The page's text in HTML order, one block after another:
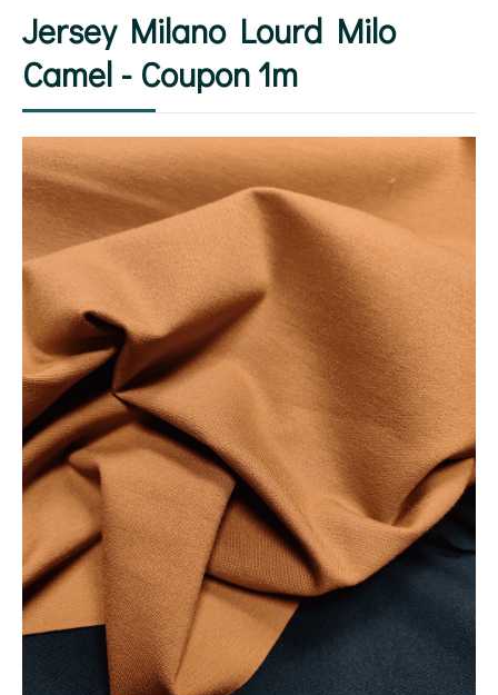
Jersey Milano Lourd Milo
Camel - Coupon 1m